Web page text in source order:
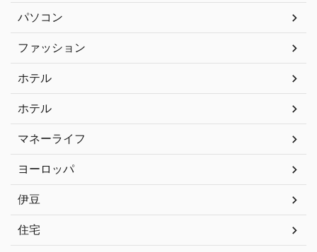
パソコン
ファッション
ホテル
ホテル
マネーライフ
ヨーロッパ
伊豆
住宅